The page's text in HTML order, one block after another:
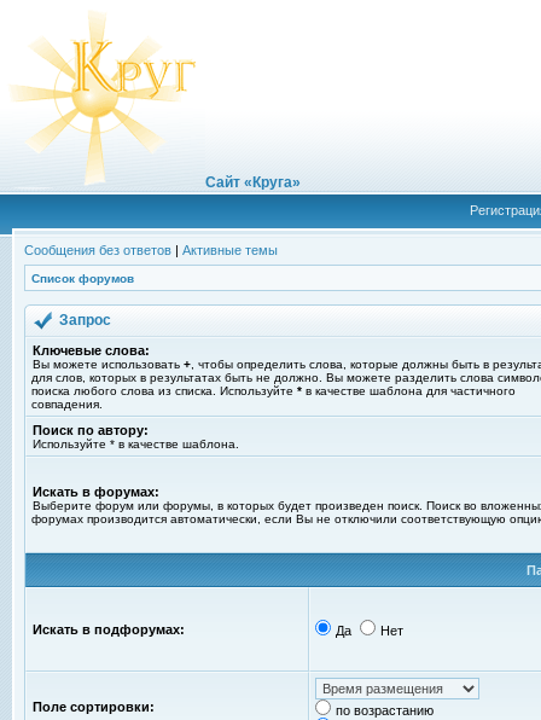
Сайт «Круга»
Сообщения без ответов | Активные темы
Список форумов
Запрос
Ключевые слова:
Вы можете использовать + , чтобы определить слова, которые должны быть в
для слов, которых в результатах быть не должно. Вы можете разделить слова
поиска любого слова из списка. Используйте * в качестве шаблона для частичного
совпадения.
Поиск по автору:
Используйте * в качестве шаблона.
Искать в форумах:
Выберите форум или форумы, в которых будет произведен поиск. Поиск во
форумах производится автоматически, если Вы не отключили соответствующую
Искать в подфорумах: Да Нет
Поле сортировки:
по возрастанию